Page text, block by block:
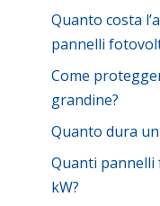
Quanto costa
pannelli
Come
grandine?
Quanto dura
Quanti pannelli
kW?